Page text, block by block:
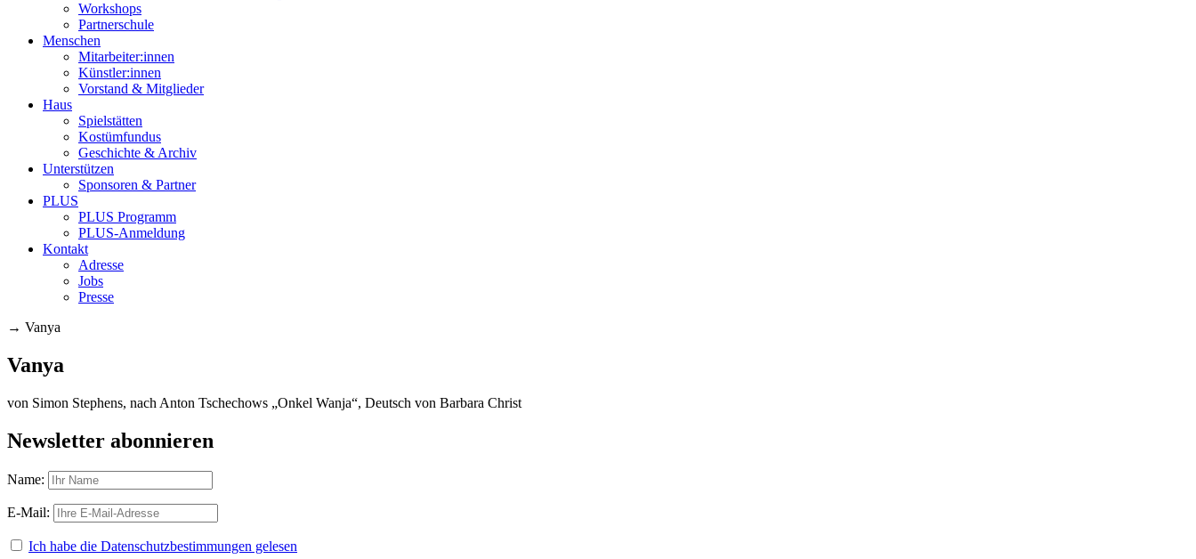
Workshops
Partnerschule
Menschen
Mitarbeiter:innen
Künstler:innen
Vorstand & Mitglieder
Haus
Spielstätten
Kostümfundus
Geschichte & Archiv
Unterstützen
Sponsoren & Partner
PLUS
PLUS Programm
PLUS-Anmeldung
Kontakt
Adresse
Jobs
Presse
→ Vanya
Vanya
von Simon Stephens, nach Anton Tschechows „Onkel Wanja“, Deutsch von Barbara Christ
Newsletter abonnieren
Name:
E-Mail:
Ich habe die Datenschutzbestimmungen gelesen